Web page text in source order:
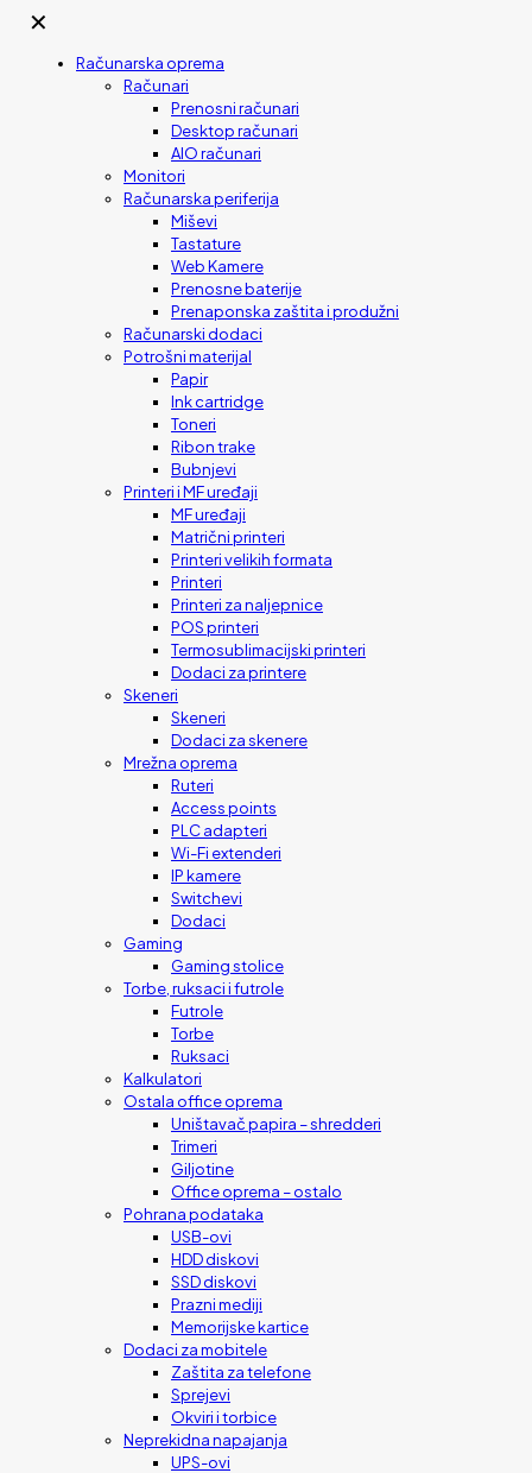
✕
Računarska oprema
Računari
Prenosni računari
Desktop računari
AIO računari
Monitori
Računarska periferija
Miševi
Tastature
Web Kamere
Prenosne baterije
Prenaponska zaštita i produžni
Računarski dodaci
Potrošni materijal
Papir
Ink cartridge
Toneri
Ribon trake
Bubnjevi
Printeri i MF uređaji
MF uređaji
Matrični printeri
Printeri velikih formata
Printeri
Printeri za naljepnice
POS printeri
Termosublimacijski printeri
Dodaci za printere
Skeneri
Skeneri
Dodaci za skenere
Mrežna oprema
Ruteri
Access points
PLC adapteri
Wi-Fi extenderi
IP kamere
Switchevi
Dodaci
Gaming
Gaming stolice
Torbe, ruksaci i futrole
Futrole
Torbe
Ruksaci
Kalkulatori
Ostala office oprema
Uništavač papira – shredderi
Trimeri
Giljotine
Office oprema – ostalo
Pohrana podataka
USB-ovi
HDD diskovi
SSD diskovi
Prazni mediji
Memorijske kartice
Dodaci za mobitele
Zaštita za telefone
Sprejevi
Okviri i torbice
Neprekidna napajanja
UPS-ovi